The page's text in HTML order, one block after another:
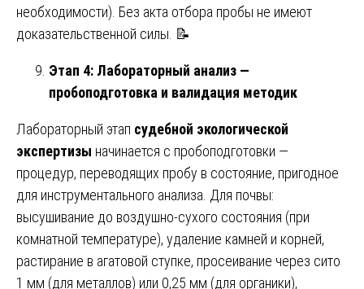
необходимости). Без акта отбора пробы не имеют
доказательственной силы. 📝
Этап 4: Лабораторный анализ —
пробоподготовка и валидация методик
Лабораторный этап судебной экологической
экспертизы начинается с пробоподготовки —
процедур, переводящих пробу в состояние, пригодное
для инструментального анализа. Для почвы:
высушивание до воздушно-сухого состояния (при
комнатной температуре), удаление камней и корней,
растирание в агатовой ступке, просеивание через сито
1 мм (для металлов) или 0,25 мм (для органики),